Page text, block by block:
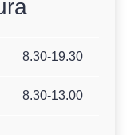
8.30-19.30
8.30-13.00